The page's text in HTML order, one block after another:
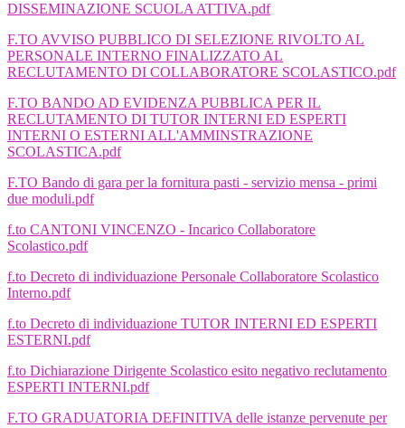
DISSEMINAZIONE SCUOLA ATTIVA.pdf
F.TO AVVISO PUBBLICO DI SELEZIONE RIVOLTO AL
PERSONALE INTERNO FINALIZZATO AL
RECLUTAMENTO DI COLLABORATORE SCOLASTICO.pdf
F.TO BANDO AD EVIDENZA PUBBLICA PER IL
RECLUTAMENTO DI TUTOR INTERNI ED ESPERTI
INTERNI O ESTERNI ALL'AMMINSTRAZIONE
SCOLASTICA.pdf
F.TO Bando di gara per la fornitura pasti - servizio mensa - primi
due moduli.pdf
f.to CANTONI VINCENZO - Incarico Collaboratore
Scolastico.pdf
f.to Decreto di individuazione Personale Collaboratore Scolastico
Interno.pdf
f.to Decreto di individuazione TUTOR INTERNI ED ESPERTI
ESTERNI.pdf
f.to Dichiarazione Dirigente Scolastico esito negativo reclutamento
ESPERTI INTERNI.pdf
F.TO GRADUATORIA DEFINITIVA delle istanze pervenute per